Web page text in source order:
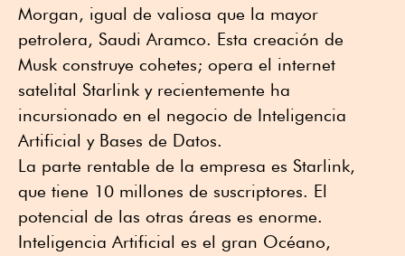
Morgan, igual de valiosa que la mayor
petrolera, Saudi Aramco. Esta creación de
Musk construye cohetes; opera el internet
satelital Starlink y recientemente ha
incursionado en el negocio de Inteligencia
Artificial y Bases de Datos.
La parte rentable de la empresa es Starlink,
que tiene 10 millones de suscriptores. El
potencial de las otras áreas es enorme.
Inteligencia Artificial es el gran Océano,